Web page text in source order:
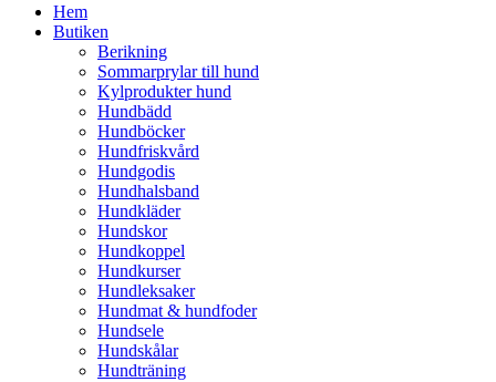
Hem
Butiken
Berikning
Sommarprylar till hund
Kylprodukter hund
Hundbädd
Hundböcker
Hundfriskvård
Hundgodis
Hundhalsband
Hundkläder
Hundskor
Hundkoppel
Hundkurser
Hundleksaker
Hundmat & hundfoder
Hundsele
Hundskålar
Hundträning